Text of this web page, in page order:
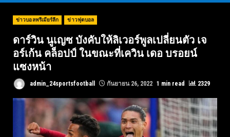
ข่าวบอลพรีเมียร์ลีก ข่าวฟุตบอล
ดาร์วิน นูเญซ บังคับให้ลิเวอร์พูลเปลี่ยนตัว เจ
อร์เก้น คล็อปป์ ในขณะที่เควิน เดอ บรอยน์
แซงหน้า
admin_24sportsfootball กันยายน 26, 2022 1 min read 2329